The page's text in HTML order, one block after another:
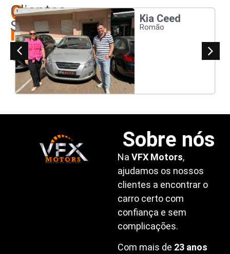
Os
nossos
clientes
Clientes
Satisfeitos
Kia Ceed
Romão
Sobre nós
NaVFX Motors,
ajudamos os nossos
clientes a encontrar o
carro certo com
confiança e sem
complicações.
Com mais de 23 anos